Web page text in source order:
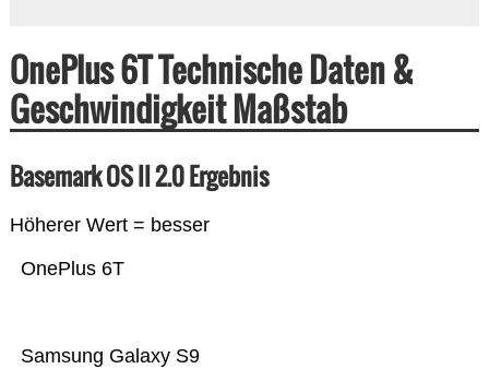
OnePlus 6T Technische Daten &
Geschwindigkeit Maßstab
Basemark OS II 2.0 Ergebnis
Höherer Wert = besser
Samsung Galaxy S9
OnePlus 6T